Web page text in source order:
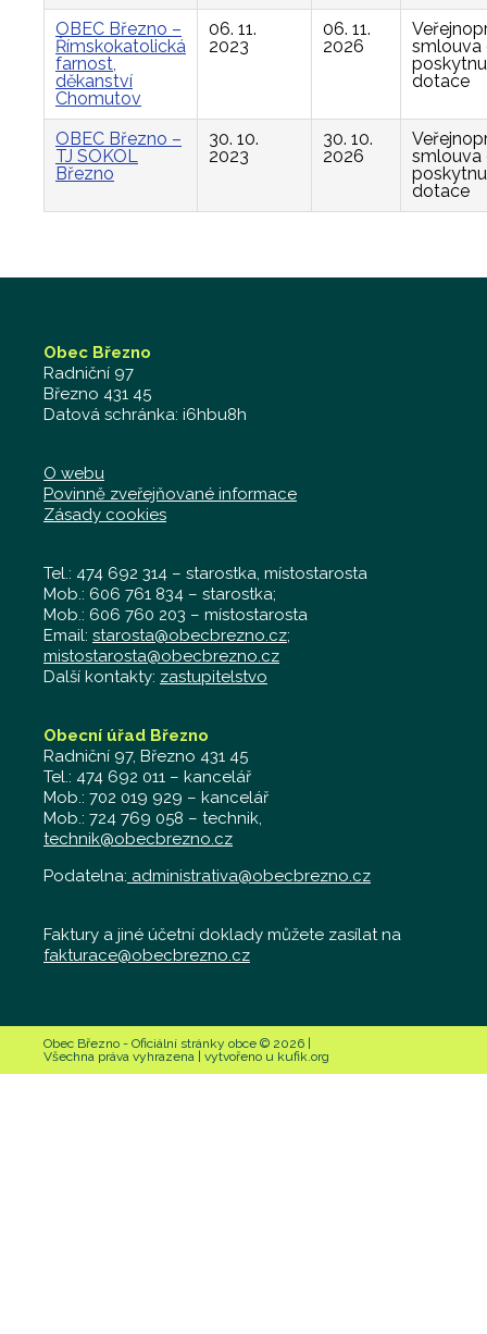
OBEC Březno –
Římskokatolická
farnost,
děkanství
Chomutov
06. 11.
2023
06. 11.
2026
smlouva
dotace
OBEC Březno –
TJ SOKOL
Březno
30. 10.
2023
30. 10.
2026
smlouva
dotace
Obec Březno
Radniční 97
Březno 431 45
Datová schránka: i6hbu8h
O webu
Povinně zveřejňované informace
Zásady cookies
Tel.: 474 692 314 – starostka, místostarosta
Mob.: 606 761 834 – starostka;
Mob.: 606 760 203 – místostarosta
Email: starosta@obecbrezno.cz;
mistostarosta@obecbrezno.cz
Další kontakty: zastupitelstvo
Obecní úřad Březno
Radniční 97, Březno 431 45
Tel.: 474 692 011 – kancelář
Mob.: 702 019 929 – kancelář
Mob.: 724 769 058 – technik,
technik@obecbrezno.cz
Podatelna: administrativa@obecbrezno.cz
Faktury a jiné účetní doklady můžete zasílat na
fakturace@obecbrezno.cz
Obec Březno - Oficiální stránky obce © 2026 |
Všechna práva vyhrazena | vytvořeno u kufik.org